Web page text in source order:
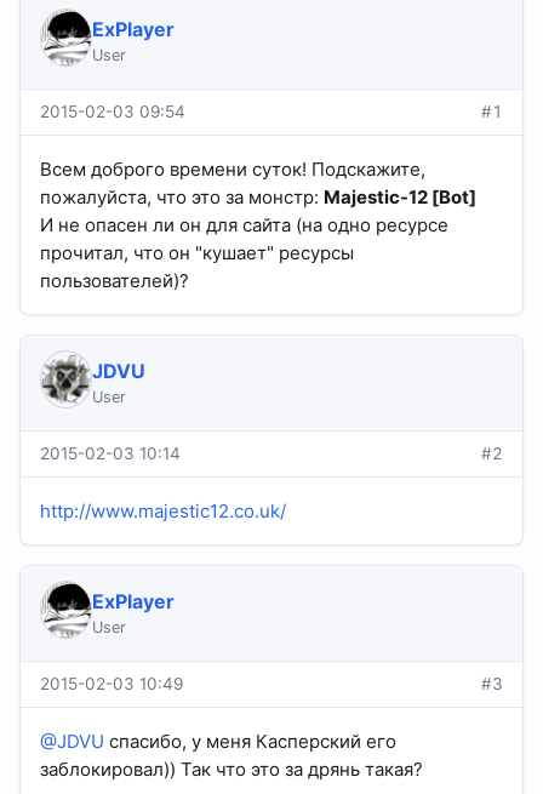
ExPlayer
User
2015-02-03 09:54 #1
Всем доброго времени суток! Подскажите,
пожалуйста, что это за монстр: Majestic-12 [Bot]
И не опасен ли он для сайта (на одно ресурсе
прочитал, что он "кушает" ресурсы
пользователей)?
JDVU
User
2015-02-03 10:14 #2
http://www.majestic12.co.uk/
ExPlayer
User
2015-02-03 10:49 #3
@JDVU спасибо, у меня Касперский его
заблокировал)) Так что это за дрянь такая?